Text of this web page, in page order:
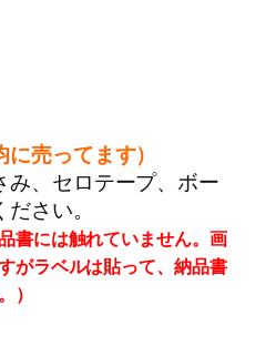
に売ってます）
み、セロテープ、ボー
さい。
書には触れていません。画
がラベルは貼って、納品書
）